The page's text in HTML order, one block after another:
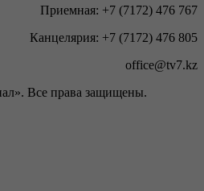
Приемная: +7 (7172) 476 767
Канцелярия: +7 (7172) 476 805
office@tv7.kz
Все права защищены.